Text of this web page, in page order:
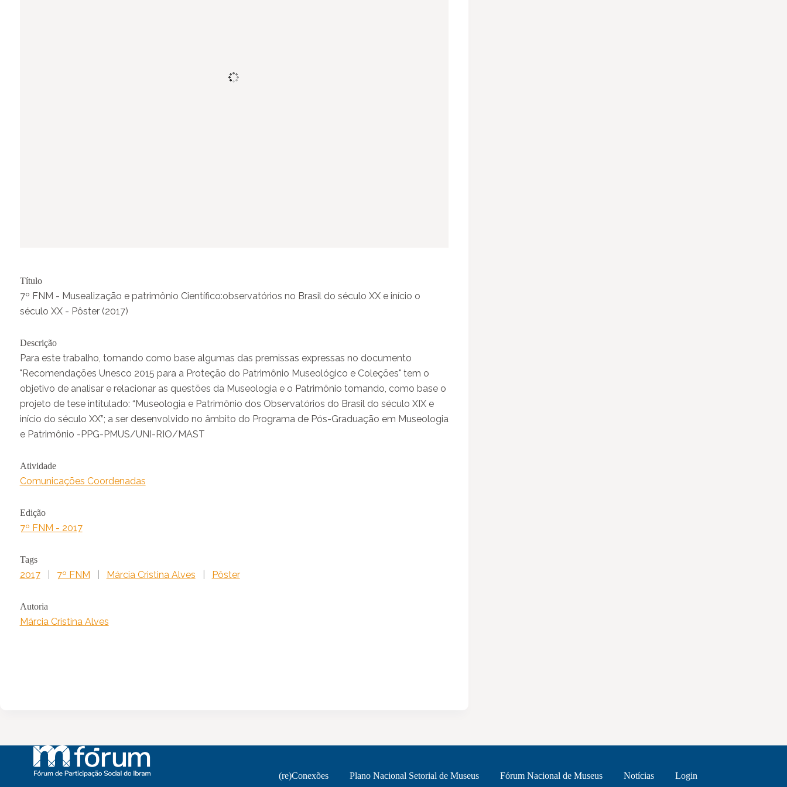
Título
7º FNM - Musealização e patrimônio Científico:observatórios no Brasil do século XX e início o
século XX - Pôster (2017)
Descrição
Para este trabalho, tomando como base algumas das premissas expressas no documento
"Recomendações Unesco 2015 para a Proteção do Patrimônio Museológico e Coleções" tem o
objetivo de analisar e relacionar as questões da Museologia e o Patrimônio tomando, como base o
projeto de tese intitulado: “Museologia e Patrimônio dos Observatórios do Brasil do século XIX e
início do século XX”; a ser desenvolvido no âmbito do Programa de Pós-Graduação em Museologia
e Patrimônio -PPG-PMUS/UNI-RIO/MAST
Atividade
Comunicações Coordenadas
Edição
7º FNM - 2017
Tags
2017 7º FNM Márcia Cristina Alves Pôster
Autoria
Márcia Cristina Alves
(re)Conexões Plano Nacional Setorial de Museus Fórum Nacional de Museus Notícias Login